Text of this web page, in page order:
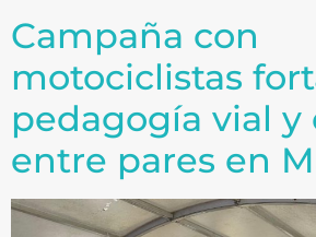
Campaña con
motociclistas
pedagogía vial y
entre pares en